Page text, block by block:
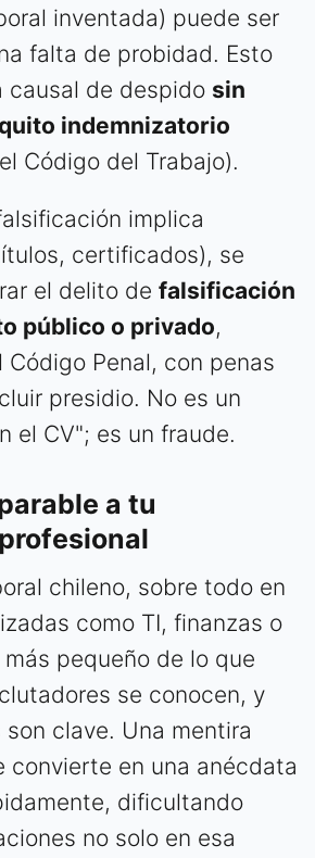
inventada) puede ser
falta de probidad. Esto
causal de despido sin
indemnizatorio
Código del Trabajo).
implica
certificados), se
el delito de falsificación
público o privado,
Penal, con penas
presidio. No es un
el CV"; es un fraude.
a tu
chileno, sobre todo en
como TI, finanzas o
pequeño de lo que
se conocen, y
clave. Una mentira
convierte en una anécdata
dificultando
no solo en esa